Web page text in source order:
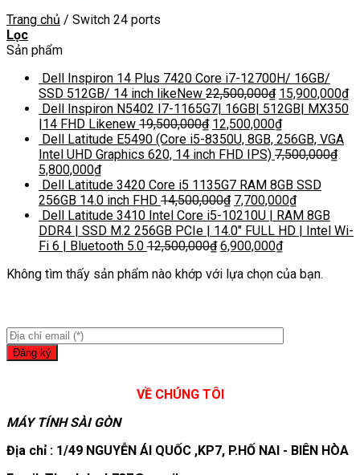
Trang chủ / Switch 24 ports
Lọc
Sản phẩm
Dell Inspiron 14 Plus 7420 Core i7-12700H/ 16GB/
SSD 512GB/ 14 inch likeNew 22,500,000₫ 15,900,000₫
Dell Inspiron N5402 I7-1165G7| 16GB| 512GB| MX350
|14 FHD Likenew 19,500,000₫ 12,500,000₫
Dell Latitude E5490 (Core i5-8350U, 8GB, 256GB, VGA
Intel UHD Graphics 620, 14 inch FHD IPS) 7,500,000₫
5,800,000₫
Dell Latitude 3420 Core i5 1135G7 RAM 8GB SSD
256GB 14.0 inch FHD 14,500,000₫ 7,700,000₫
Dell Latitude 3410 Intel Core i5-10210U | RAM 8GB
DDR4 | SSD M.2 256GB PCIe | 14.0″ FULL HD | Intel Wi-
Fi 6 | Bluetooth 5.0 12,500,000₫ 6,900,000₫
Không tìm thấy sản phẩm nào khớp với lựa chọn của bạn.
VỀ CHÚNG TÔI
MÁY TÍNH SÀI GÒN
Địa chỉ : 1/49 NGUYỄN ÁI QUỐC ,KP7, P.HỐ NAI - BIÊN HÒA